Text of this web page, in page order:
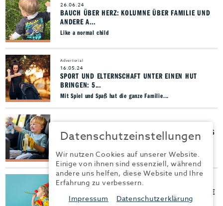
26.06.24
BAUCH ÜBER HERZ: KOLUMNE ÜBER FAMILIE UND
ANDERE A...
Like a normal child
Advertorial
16.05.24
SPORT UND ELTERNSCHAFT UNTER EINEN HUT
BRINGEN: 5...
Mit Spiel und Spaß hat die ganze Familie...
27.04.24
MIT KINDERN SICHER UND ENTSPANNT UNTERWEGS
IM AUTO
Gute Fahrt!
28.01.24
BUNT, BUNTER, FASCHING FÜR KINDER: NÄRRISCHE
REZEP...
Datenschutzeinstellungen
Wir nutzen Cookies auf unserer Website.
Einige von ihnen sind essenziell, während
andere uns helfen, diese Website und Ihre
Erfahrung zu verbessern.
Impressum
Datenschutzerklärung